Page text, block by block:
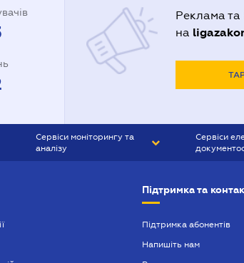
Реклама та
на
Сервіси моніторингу та
аналізу
Сервіси
Підтримка та
Підтримка абонентів
Напишіть нам